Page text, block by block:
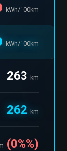
kWh/100km
kWh/100km
263 km
262 km
(0%%)